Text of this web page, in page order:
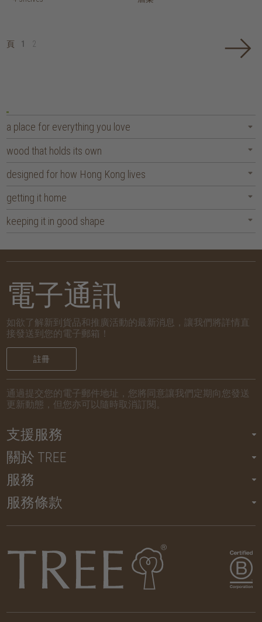
頁 1 2
a place for everything you love
wood that holds its own
designed for how Hong Kong lives
getting it home
keeping it in good shape
電子通訊
如欲了解新到貨品和推廣活動的最新消息，讓我們將詳情直
接發送到您的電子郵箱！
註冊
通過提交您的電子郵件地址，您將同意讓我們定期向您發送
更新動態，但您亦可以隨時取消訂閱。
支援服務
關於 TREE
服務
服務條款